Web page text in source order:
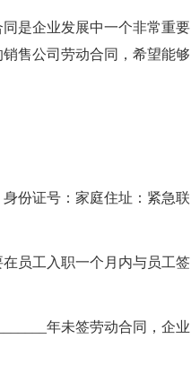
是企业发展中一个非常重要
售公司劳动合同，希望能够
份证号：家庭住址：紧急联
员工入职一个月内与员工签
年未签劳动合同，企业